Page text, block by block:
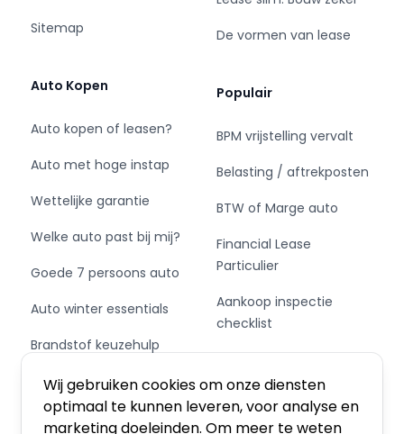
Wij gebruiken cookies om onze diensten
optimaal te kunnen leveren, voor analyse en
marketing doeleinden. Om meer te weten
Sitemap
Auto Kopen
Auto kopen of leasen?
Auto met hoge instap
Wettelijke garantie
Welke auto past bij mij?
Goede 7 persoons auto
Auto winter essentials
Brandstof keuzehulp
Schakel of automaat?
De vormen van lease
Populair
BPM vrijstelling vervalt
Belasting / aftrekposten
BTW of Marge auto
Financial Lease
Particulier
Aankoop inspectie
checklist
Private Leasen,
Financieren of Kopen?